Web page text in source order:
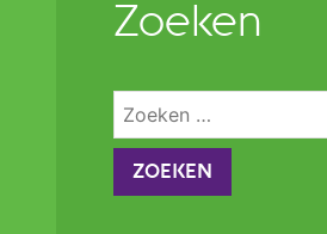
Zoeken
Zoeken
naar: